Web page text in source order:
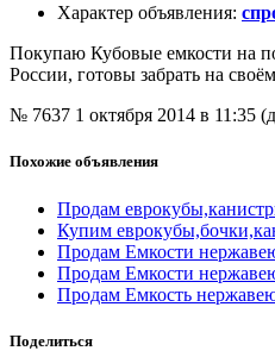
Характер объявления:
Покупаю Кубовые емкости на
России, готовы забрать на
№ 7637 1 октября 2014 в 11:35
Похожие объявления
Продам
Купим
Продам Емкости
Продам Емкости
Продам Емкость
Поделиться